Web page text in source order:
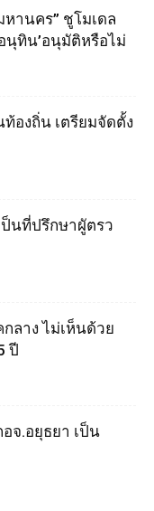
านคร” ชูโมเดล
นุทิน’อนุมัติหรือไม่
องถิ่น เตรียมจัดตั้ง
นที่ปรึกษาผูัตรว
ลาง ไม่เห็นด้วย
ปี
จ.อยุธยา เป็น